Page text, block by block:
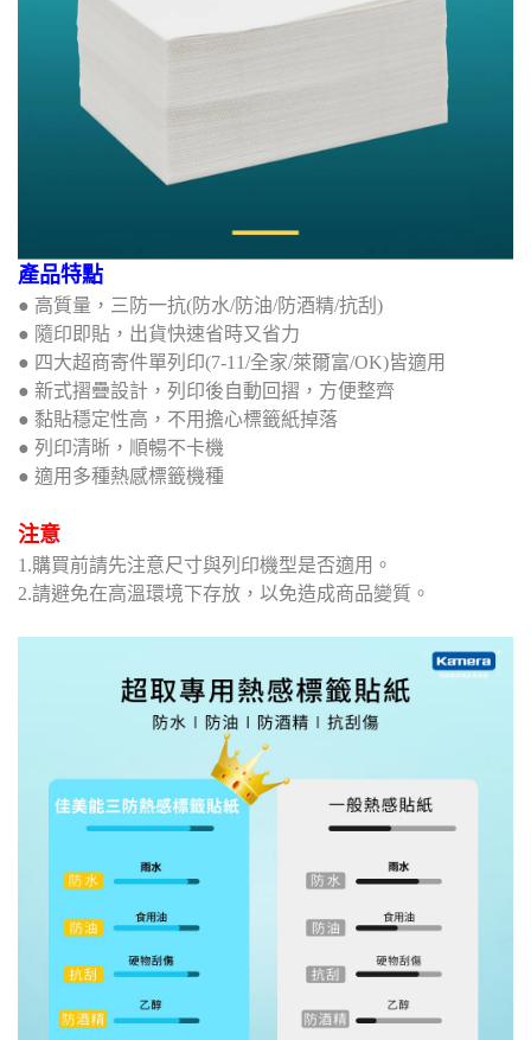
產品特點
● 高質量，三防一抗(防水/防油/防酒精/抗刮)
● 隨印即貼，出貨快速省時又省力
● 四大超商寄件單列印(7-11/全家/萊爾富/OK)皆適用
● 新式摺疊設計，列印後自動回摺，方便整齊
● 黏貼穩定性高，不用擔心標籤紙掉落
● 列印清晰，順暢不卡機
● 適用多種熱感標籤機種
注意
1.購買前請先注意尺寸與列印機型是否適用。
2.請避免在高溫環境下存放，以免造成商品變質。